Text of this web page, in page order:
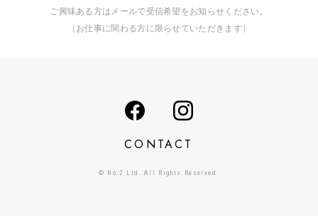
ご興味ある方はメールで受信希望をお知らせください。
（お仕事に関わる方に限らせていただきます）
CONTACT
© No.2 Ltd. All Rights Reserved.